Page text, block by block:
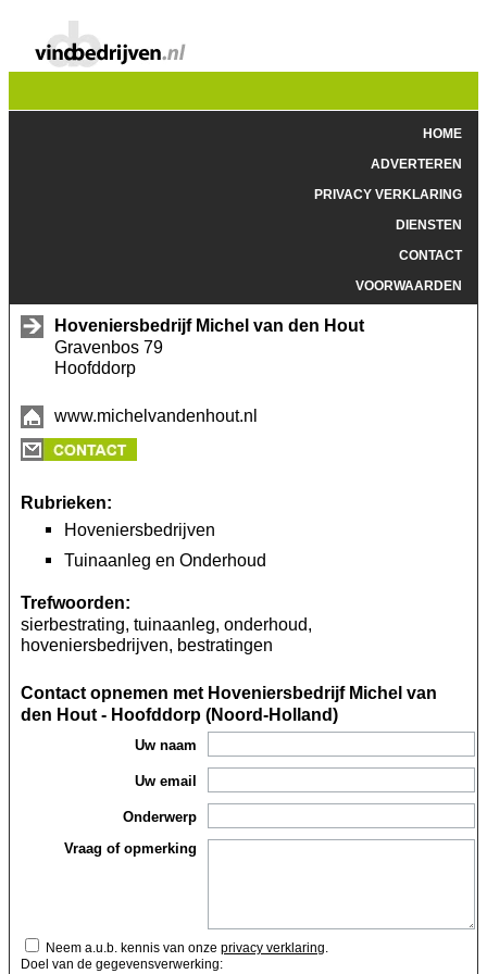
HOME
ADVERTEREN
PRIVACY VERKLARING
DIENSTEN
CONTACT
VOORWAARDEN
Hoveniersbedrijf Michel van den Hout
Gravenbos 79
Hoofddorp
www.michelvandenhout.nl
Rubrieken:
Hoveniersbedrijven
Tuinaanleg en Onderhoud
Trefwoorden:
sierbestrating, tuinaanleg, onderhoud,
hoveniersbedrijven, bestratingen
Contact opnemen met Hoveniersbedrijf Michel van
den Hout - Hoofddorp (Noord-Holland)
Uw naam
Uw email
Onderwerp
Vraag of opmerking
Neem a.u.b. kennis van onze privacy verklaring.
Doel van de gegevensverwerking: